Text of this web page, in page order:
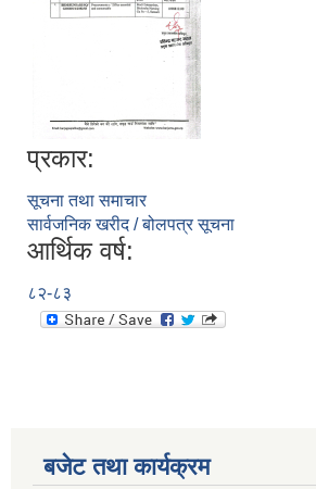
प्रकार:
सूचना तथा समाचार
सार्वजनिक खरीद / बोलपत्र सूचना
आर्थिक वर्ष:
८२-८३
बजेट तथा कार्यक्रम